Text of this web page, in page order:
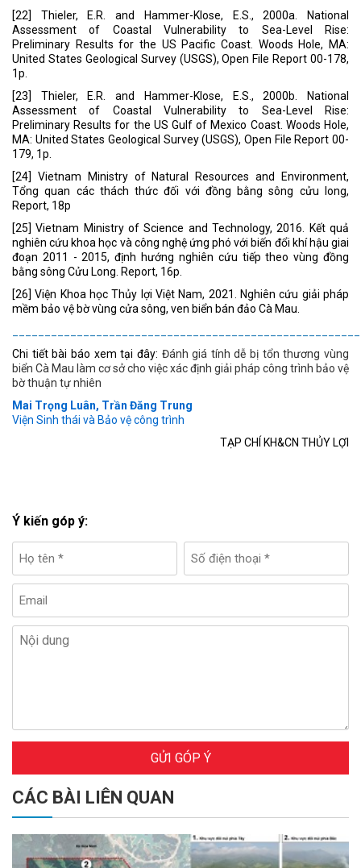
[22] Thieler, E.R. and Hammer-Klose, E.S., 2000a. National
Assessment of Coastal Vulnerability to Sea-Level Rise:
Preliminary Results for the US Pacific Coast. Woods Hole, MA:
United States Geological Survey (USGS), Open File Report 00-178,
1p.
[23] Thieler, E.R. and Hammer-Klose, E.S., 2000b. National
Assessment of Coastal Vulnerability to Sea-Level Rise:
Preliminary Results for the US Gulf of Mexico Coast. Woods Hole,
MA: United States Geological Survey (USGS), Open File Report 00-
179, 1p.
[24] Vietnam Ministry of Natural Resources and Environment,
Tổng quan các thách thức đối với đồng bằng sông cửu long,
Report, 18p
[25] Vietnam Ministry of Science and Technology, 2016. Kết quả
nghiên cứu khoa học và công nghệ ứng phó với biến đổi khí hậu giai
đoạn 2011 - 2015, định hướng nghiên cứu tiếp theo vùng đồng
bằng sông Cửu Long. Report, 16p.
[26] Viện Khoa học Thủy lợi Việt Nam, 2021. Nghiên cứu giải pháp
mềm bảo vệ bờ vùng cửa sông, ven biển bán đảo Cà Mau.
Chi tiết bài báo xem tại đây: Đánh giá tính dễ bị tổn thương vùng
biển Cà Mau làm cơ sở cho việc xác định giải pháp công trình bảo vệ
bờ thuận tự nhiên
Mai Trọng Luân, Trần Đăng Trung
Viện Sinh thái và Bảo vệ công trình
TẠP CHÍ KH&CN THỦY LỢI
Ý kiến góp ý:
GỬI GÓP Ý
CÁC BÀI LIÊN QUAN